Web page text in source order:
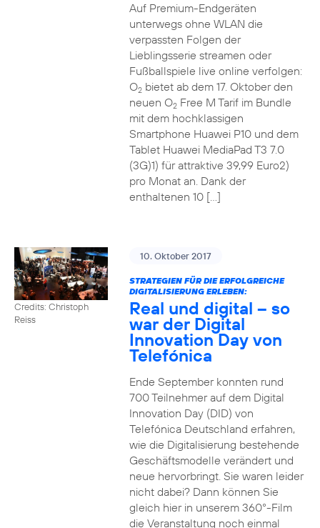
Auf Premium-Endgeräten
unterwegs ohne WLAN die
verpassten Folgen der
Lieblingsserie streamen oder
Fußballspiele live online verfolgen:
O2bietet ab dem 17. Oktober den
neuen O2Free M Tarif im Bundle
mit dem hochklassigen
Smartphone Huawei P10 und dem
Tablet Huawei MediaPad T3 7.0
(3G)1) für attraktive 39,99 Euro2)
pro Monat an. Dank der
enthaltenen 10 […]
Credits: Christoph
Reiss
10. Oktober 2017
STRATEGIEN FÜR DIE ERFOLGREICHE
DIGITALISIERUNG ERLEBEN:
Real und digital – so
war der Digital
Innovation Day von
Telefónica
Ende September konnten rund
700 Teilnehmer auf dem Digital
Innovation Day (DID) von
Telefónica Deutschland erfahren,
wie die Digitalisierung bestehende
Geschäftsmodelle verändert und
neue hervorbringt. Sie waren leider
nicht dabei? Dann können Sie
gleich hier in unserem 360°-Film
die Veranstaltung noch einmal